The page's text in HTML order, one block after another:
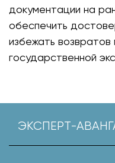
документации на
обеспечить
избежать
государственной
ЭКСПЕРТ-